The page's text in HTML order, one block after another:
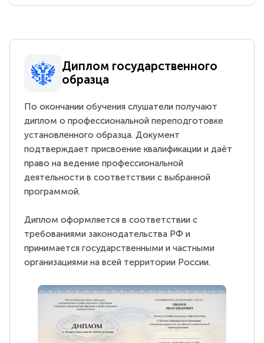
Диплом государственного
образца
По окончании обучения слушатели получают
диплом о профессиональной переподготовке
установленного образца. Документ
подтверждает присвоение квалификации и даёт
право на ведение профессиональной
деятельности в соответствии с выбранной
программой.
Диплом оформляется в соответствии с
требованиями законодательства РФ и
принимается государственными и частными
организациями на всей территории России.